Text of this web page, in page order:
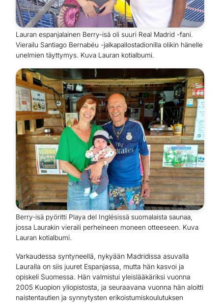
Lauran espanjalainen Berry-isä oli suuri Real Madrid -fani.
Vierailu Santiago Bernabéu -jalkapallostadionilla olikin hänelle
unelmien täyttymys. Kuva Lauran kotialbumi.
Berry-isä pyöritti Playa del Inglésissä suomalaista saunaa,
jossa Laurakin vieraili perheineen moneen otteeseen. Kuva
Lauran kotialbumi.
Varkaudessa syntyneellä, nykyään Madridissa asuvalla
Lauralla on siis juuret Espanjassa, mutta hän kasvoi ja
opiskeli Suomessa. Hän valmistui yleislääkäriksi vuonna
2005 Kuopion yliopistosta, ja seuraavana vuonna hän aloitti
naistentautien ja synnytysten erikoistumiskoulutuksen